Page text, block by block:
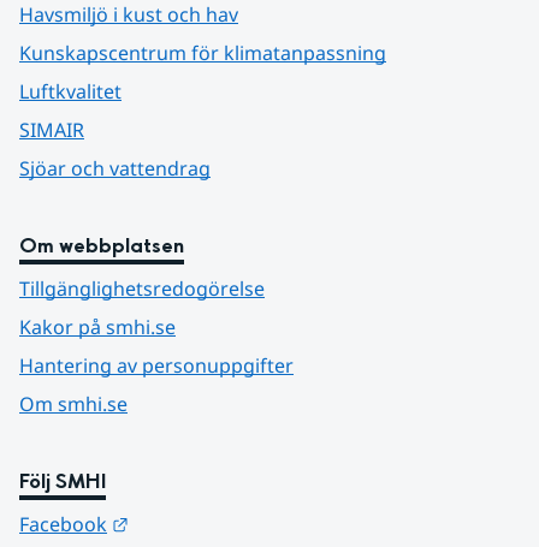
Havsmiljö i kust och hav
Kunskapscentrum för klimatanpassning
Luftkvalitet
SIMAIR
Sjöar och vattendrag
Om webbplatsen
Tillgänglighetsredogörelse
Kakor på smhi.se
Hantering av personuppgifter
Om smhi.se
Följ SMHI
Facebook